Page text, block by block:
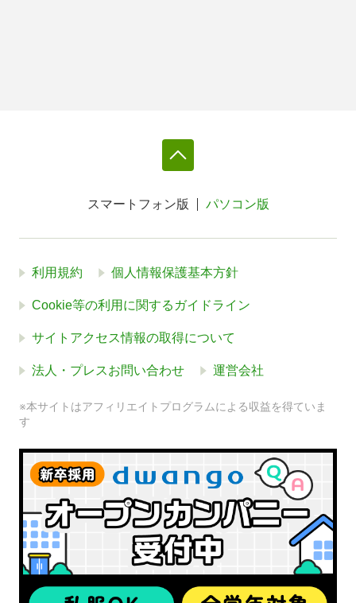
スマートフォン版 パソコン版
利用規約 個人情報保護基本方針
Cookie等の利用に関するガイドライン
サイトアクセス情報の取得について
法人・プレスお問い合わせ 運営会社
※本サイトはアフィリエイトプログラムによる収益を得ていま
す